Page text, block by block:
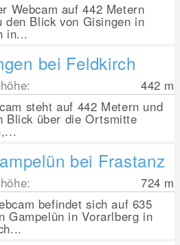
Webcam auf 442 Metern
den Blick von Gisingen in
in...
bei Feldkirch
442 m
steht auf 442 Metern und
Blick über die Ortsmitte
bei Frastanz
724 m
befindet sich auf 635
Gampelün in Vorarlberg in